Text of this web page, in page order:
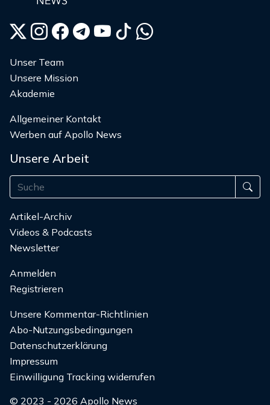
Unser Team
Unsere Mission
Akademie
Allgemeiner Kontakt
Werben auf Apollo News
Unsere Arbeit
Artikel-Archiv
Videos & Podcasts
Newsletter
Anmelden
Registrieren
Unsere Kommentar-Richtlinien
Abo-Nutzungsbedingungen
Datenschutzerklärung
Impressum
Einwilligung Tracking widerrufen
© 2023 - 2026 Apollo News